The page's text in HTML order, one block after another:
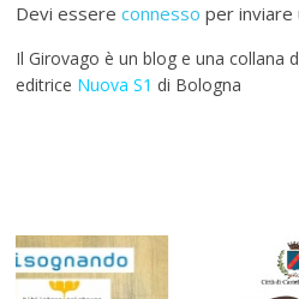
Devi essereconnesso per inviare
Il Girovago è un blog e una collana
editrice Nuova S1 di Bologna